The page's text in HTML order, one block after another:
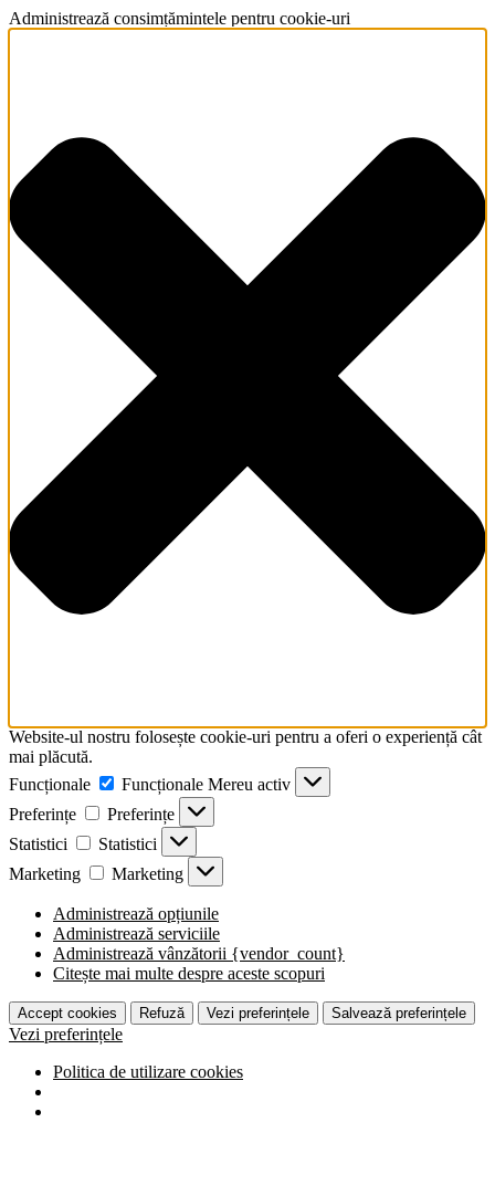
Administrează consimțămintele pentru cookie-uri
Website-ul nostru folosește cookie-uri pentru a oferi o experiență cât
mai plăcută.
Funcționale
Funcționale Mereu activ
Preferințe
Preferințe
Statistici
Statistici
Marketing
Marketing
Administrează opțiunile
Administrează serviciile
Administrează vânzătorii {vendor_count}
Citește mai multe despre aceste scopuri
Accept cookies Refuză Vezi preferințele Salvează preferințele
Vezi preferințele
Politica de utilizare cookies